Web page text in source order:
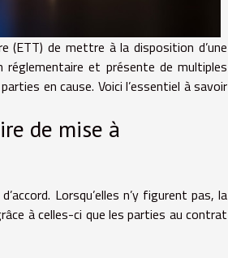
(ETT) de mettre à la disposition d’une
et présente de multiples
en cause. Voici l’essentiel à savoir
de mise à
Lorsqu’elles n’y figurent pas, la
à celles-ci que les parties au contrat